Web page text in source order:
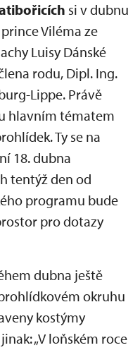
si v dubnu
Viléma ze
Luisy Dánské
rodu, Dipl. Ing.
Lippe. Právě
hlavním tématem
Ty se na
18. dubna
tentýž den od
programu bude
pro dotazy
dubna ještě
okruhu
kostýmy
„V loňském roce